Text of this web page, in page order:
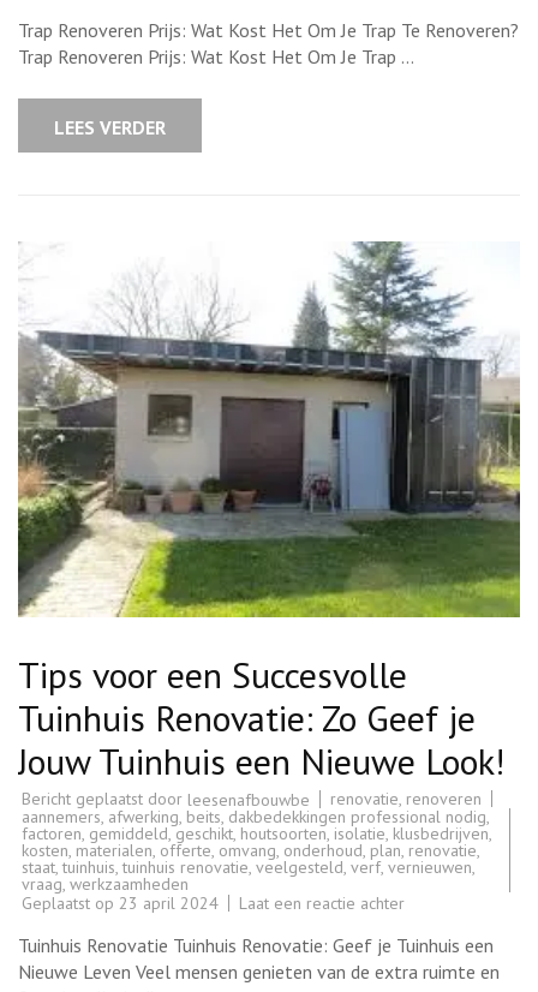
Trap
Renoveren:
Prijsindicatie
voor
Trap Renoveren Prijs: Wat Kost Het Om Je Trap Te Renoveren?
Trap Renoveren Prijs: Wat Kost Het Om Je Trap …
LEES VERDER
Tips voor een Succesvolle
Tuinhuis Renovatie: Zo Geef je
Jouw Tuinhuis een Nieuwe Look!
Bericht geplaatst door leesenafbouwbe renovatie, renoveren
aannemers, afwerking, beits, dakbedekkingen professional nodig,
factoren, gemiddeld,geschikt, houtsoorten, isolatie, klusbedrijven,
kosten, materialen, offerte, omvang, onderhoud, plan, renovatie,
staat,tuinhuis,tuinhuis renovatie, veelgesteld, verf, vernieuwen,
vraag, werkzaamheden
Geplaatst op 23 april 2024 Laat een reactie achterop
voor
een
Succesvolle
Tuinhuis
Tuinhuis Renovatie Tuinhuis Renovatie: Geef je Tuinhuis een
Nieuwe Leven Veel mensen genieten van de extra ruimte en